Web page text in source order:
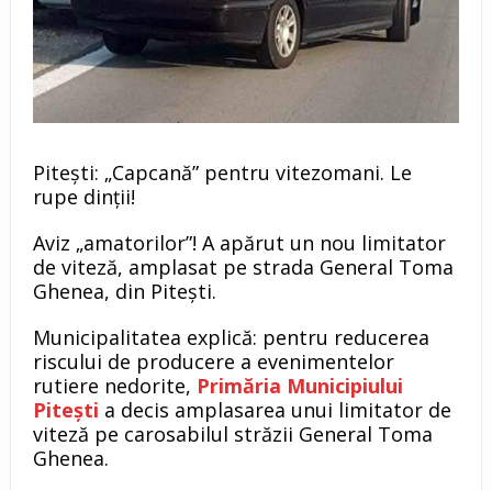
Pitești: „Capcană” pentru vitezomani. Le
rupe dinții!
Aviz „amatorilor”! A apărut un nou limitator
de viteză, amplasat pe strada General Toma
Ghenea, din Pitești.
Municipalitatea explică: pentru reducerea
riscului de producere a evenimentelor
rutiere nedorite, Primăria Municipiului
Piteşti a decis amplasarea unui limitator de
viteză pe carosabilul străzii General Toma
Ghenea.